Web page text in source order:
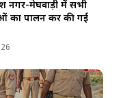
नगर-मेघवाड़ी में सभी
का पालन कर की गई